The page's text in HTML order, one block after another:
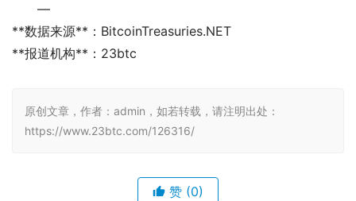
—
**数据来源**：BitcoinTreasuries.NET
**报道机构**：23btc
原创文章，作者：admin，如若转载，请注明出处：
https://www.23btc.com/126316/
赞 (0)